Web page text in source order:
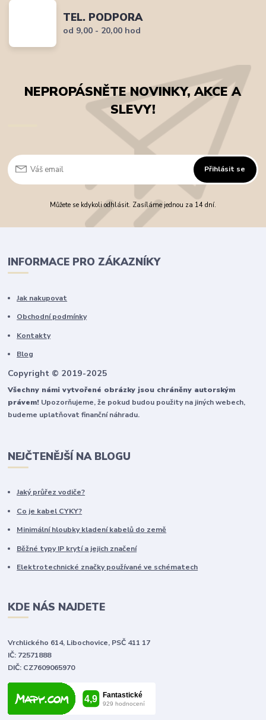
TEL. PODPORA
od 9,00 - 20,00 hod
NEPROPÁSNĚTE NOVINKY, AKCE A
SLEVY!
Přihlásit se
Můžete se kdykoli odhlásit. Zasíláme jednou za 14 dní.
INFORMACE PRO ZÁKAZNÍKY
Jak nakupovat
Obchodní podmínky
Kontakty
Blog
Copyright © 2019-2025
Všechny námi vytvořené obrázky jsou chráněny autorským
právem! Upozorňujeme, že pokud budou použity na jiných webech,
budeme uplatňovat finanční náhradu.
NEJČTENĚJŠÍ NA BLOGU
Jaký průřez vodiče?
Co je kabel CYKY?
Minimální hloubky kladení kabelů do země
Běžné typy IP krytí a jejich značení
Elektrotechnické značky používané ve schématech
KDE NÁS NAJDETE
Vrchlického 614, Libochovice, PSČ 411 17
IČ: 72571888
DIČ: CZ7609065970